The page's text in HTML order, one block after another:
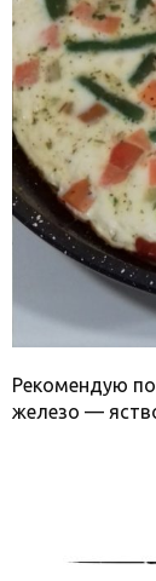
Рекомендую
железо —